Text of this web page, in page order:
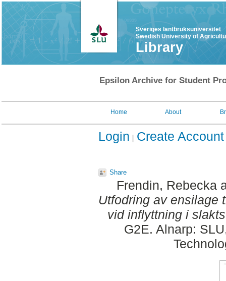
Sveriges lantbruksuniversitet
Swedish University of
Library
Epsilon Archive for Student
Home About
Login Create Account
Share
Frendin, Rebecka
Utfodring av ensilage
vid inflyttning i
G2E. Alnarp: